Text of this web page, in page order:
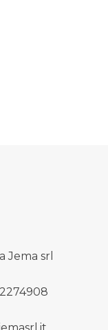
Jema srl